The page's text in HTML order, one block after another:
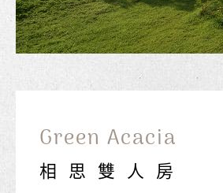
Green Acacia
相思雙人房